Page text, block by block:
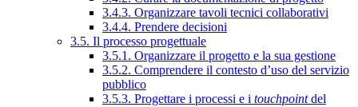
3.4.3. Organizzare tavoli tecnici collaborativi
3.4.4. Prendere decisioni
3.5. Il processo progettuale
3.5.1. Organizzare il progetto e la sua gestione
3.5.2. Comprendere il contesto d’uso del servizio
pubblico
3.5.3. Progettare i processi e i touchpointdel